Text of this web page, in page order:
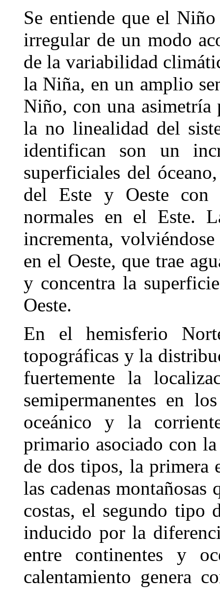
Se entiende que el
irregular de un modo
de la variabilidad
la Niña, en un amplio
Niño, con una asimetría
la no linealidad del
identifican son un
superficiales del
del Este y Oeste con
normales en el Este.
incrementa,
en el Oeste, que trae
y concentra la
Oeste.
En el hemisferio
topográficas y la
fuertemente la
semipermanentes en
oceánico y la
primario asociado con
de dos tipos, la primera
las cadenas montañosas
costas, el segundo tipo
inducido por la
entre continentes y
calentamiento genera